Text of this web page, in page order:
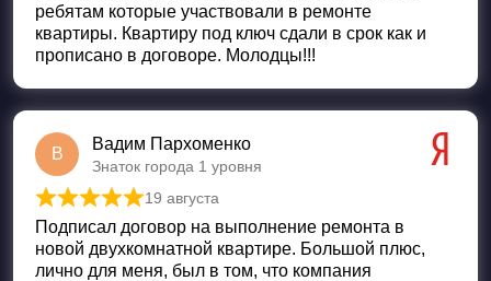
ребятам которые участвовали в ремонте
квартиры. Квартиру под ключ сдали в срок как и
прописано в договоре. Молодцы!!!
В
Вадим Пархоменко
Знаток города 1 уровня
Оценка5 из 5
19 августа
Подписал договор на выполнение ремонта в
новой двухкомнатной квартире. Большой плюс,
лично для меня, был в том, что компания